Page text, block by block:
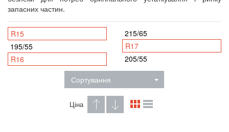
запасних частин.
R15
195/55
R16
215/65
R17
205/55
Сортування
Ціна